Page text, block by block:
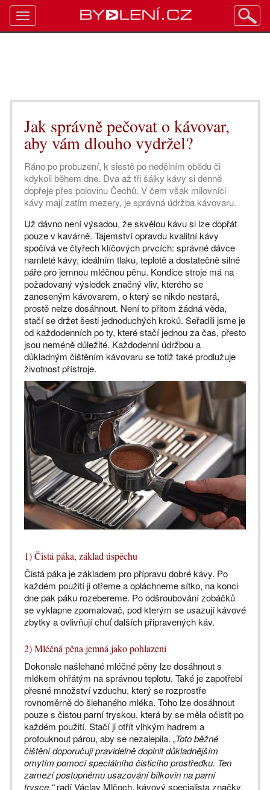
Jak správně pečovat o kávovar,
aby vám dlouho vydržel?
Ráno po probuzení, k siestě po nedělním obědu či
kdykoli během dne. Dva až tři šálky kávy si denně
dopřeje přes polovinu Čechů. V čem však milovníci
kávy mají zatím mezery, je správná údržba kávovaru.
Už dávno není výsadou, že skvělou kávu si lze dopřát
pouze v kavárně. Tajemství opravdu kvalitní kávy
spočívá ve čtyřech klíčových prvcích: správné dávce
namleté kávy, ideálním tlaku, teplotě a dostatečně silné
páře pro jemnou mléčnou pěnu. Kondice stroje má na
požadovaný výsledek značný vliv, kterého se
zaneseným kávovarem, o který se nikdo nestará,
prostě nelze dosáhnout. Není to přitom žádná věda,
stačí se držet šesti jednoduchých kroků. Seřadili jsme je
od každodenních po ty, které stačí jednou za čas, přesto
jsou neméně důležité. Každodenní údržbou a
důkladným čištěním kávovaru se totiž také prodlužuje
životnost přístroje.
1) Čistá páka, základ úspěchu
Čistá páka je základem pro přípravu dobré kávy. Po
každém použití ji otřeme a opláchneme sítko, na konci
dne pak páku rozebereme. Po odšroubování zobáčků
se vyklapne zpomalovač, pod kterým se usazují kávové
zbytky a ovlivňují chuť dalších připravených káv.
2) Mléčná pěna jemná jako pohlazení
Dokonale našlehané mléčné pěny lze dosáhnout s
mlékem ohřátým na správnou teplotu. Také je zapotřebí
přesné množství vzduchu, který se rozprostře
rovnoměrně do šlehaného mléka. Toho lze dosáhnout
pouze s čistou parní tryskou, která by se měla očistit po
každém použití. Stačí ji otřít vlhkým hadrem a
profouknout párou, aby se nezalepila. „Toto běžné
čištění doporučuji pravidelně doplnit důkladnějším
omytím pomocí speciálního čisticího prostředku. Ten
zamezí postupnému usazování bílkovin na parní
trysce,“radí Václav Mlčoch, kávový specialista značky
Toggle
navigation